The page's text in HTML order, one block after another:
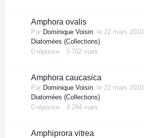
Amphora ovalis
Par Dominique Voisin, le 22 mars 2010
Diatomées (Collections)
0 réponse 5 702 vues
Amphora caucasica
Par Dominique Voisin, le 22 mars 2010
Diatomées (Collections)
0 réponse 4 284 vues
Amphiprora vitrea